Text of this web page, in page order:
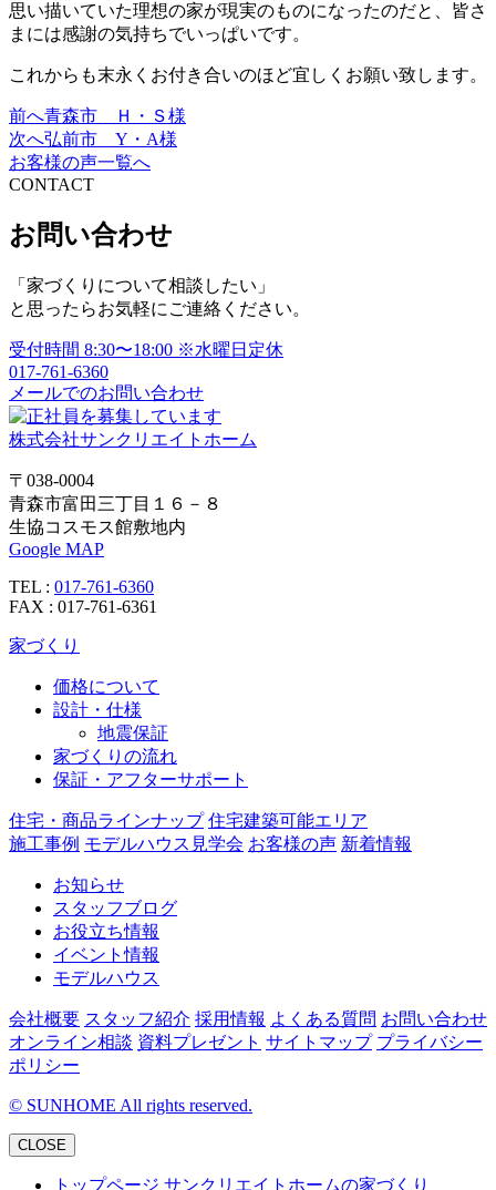
思い描いていた理想の家が現実のものになったのだと、皆さ
まには感謝の気持ちでいっぱいです。
これからも末永くお付き合いのほど宜しくお願い致します。
投
稿
ナ
ビ
ー
シ
ョ
ン
前へ青森市 Ｈ・Ｓ様
次へ弘前市 Y・A様
お客様の声一覧へ
CONTACT
お問い合わせ
「家づくりについて相談したい」
と思ったらお気軽にご連絡ください。
受付時間 8:30〜18:00 ※水曜日定休
017-761-6360
メールでのお問い合わせ
株式会社サンクリエイトホーム
〒038-0004
青森市富田三丁目１６－８
生協コスモス館敷地内
Google MAP
TEL : 017-761-6360
FAX : 017-761-6361
家づくり
価格について
設計・仕様
地震保証
家づくりの流れ
保証・アフターサポート
住宅・商品ラインナップ 住宅建築可能エリア
施工事例 モデルハウス見学会 お客様の声 新着情報
お知らせ
スタッフブログ
お役立ち情報
イベント情報
モデルハウス
会社概要 スタッフ紹介 採用情報 よくある質問 お問い合わせ
オンライン相談 資料プレゼント サイトマップ プライバシー
ポリシー
© SUNHOME All rights reserved.
CLOSE
トップページ サンクリエイトホームの家づくり